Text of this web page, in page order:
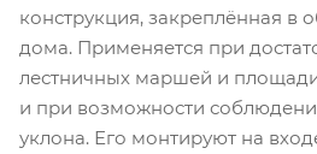
конструкция, закреплённая в
дома. Применяется при
лестничных маршей и
и при возможности
уклона. Его монтируют на